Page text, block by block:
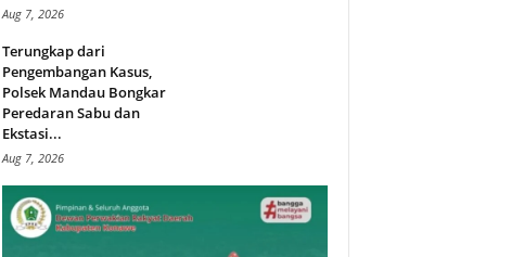
Aug 7, 2026
Terungkap dari
Pengembangan Kasus,
Polsek Mandau Bongkar
Peredaran Sabu dan
Ekstasi...
Aug 7, 2026